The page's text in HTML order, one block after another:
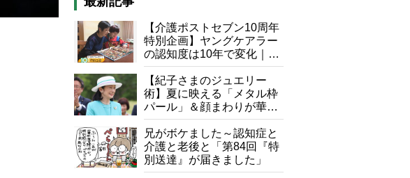
【介護ポストセブン10周年
特別企画】ヤングケアラー
の認知度は10年で変化｜流
行語大賞にノミネート、法
律にも明記されたが果たし
て現在は？
【紀子さまのジュエリー
術】夏に映える「メタル枠
パール」＆顔まわりが華や
ぐ「揺れる一粒」の使い分
け方
兄がボケました～認知症と
介護と老後と「第84回『特
別送達』が届きました」